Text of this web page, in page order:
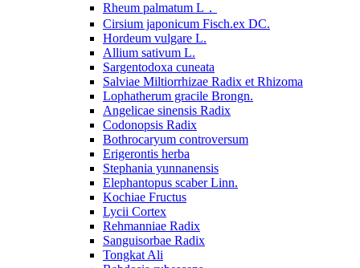
Rheum palmatum L．
Cirsium japonicum Fisch.ex DC.
Hordeum vulgare L.
Allium sativum L.
Sargentodoxa cuneata
Salviae Miltiorrhizae Radix et Rhizoma
Lophatherum gracile Brongn.
Angelicae sinensis Radix
Codonopsis Radix
Bothrocaryum controversum
Erigerontis herba
Stephania yunnanensis
Elephantopus scaber Linn.
Kochiae Fructus
Lycii Cortex
Rehmanniae Radix
Sanguisorbae Radix
Tongkat Ali